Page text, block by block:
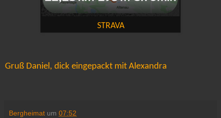
STRAVA
Gruß Daniel, dick eingepackt mit Alexandra
Bergheimat um 07:52